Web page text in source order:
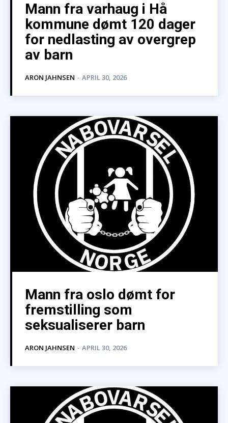
Mann fra varhaug i Hå
kommune dømt 120 dager
for nedlasting av overgrep
av barn
ARON JAHNSEN - APRIL 30, 2026
Mann fra oslo dømt for
fremstilling som
seksualiserer barn
ARON JAHNSEN - APRIL 30, 2026